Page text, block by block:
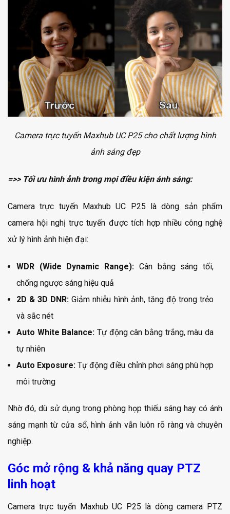
Camera trực tuyến Maxhub UC P25 cho chất lượng hình
ảnh sáng đẹp
=>> Tối ưu hình ảnh trong mọi điều kiện ánh sáng:
Camera trực tuyến Maxhub UC P25 là dòng sản phẩm
camera hội nghị trực tuyến được tích hợp nhiều công nghệ
xử lý hình ảnh hiện đại:
WDR (Wide Dynamic Range): Cân bằng sáng tối,
chống ngược sáng hiệu quả
2D & 3D DNR: Giảm nhiễu hình ảnh, tăng độ trong trẻo
và sắc nét
Auto White Balance: Tự động cân bằng trắng, màu da
tự nhiên
Auto Exposure: Tự động điều chỉnh phơi sáng phù hợp
môi trường
Nhờ đó, dù sử dụng trong phòng họp thiếu sáng hay có ánh
sáng mạnh từ cửa sổ, hình ảnh vẫn luôn rõ ràng và chuyên
nghiệp.
Góc mở rộng & khả năng quay PTZ
linh hoạt
Camera trực tuyến Maxhub UC P25 là dòng camera PTZ